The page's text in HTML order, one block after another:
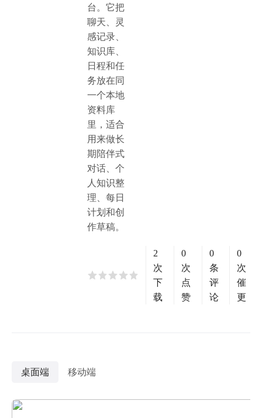
台。它把
聊天、灵
感记录、
知识库、
日程和任
务放在同
一个本地
资料库
里，适合
用来做长
期陪伴式
对话、个
人知识整
理、每日
计划和创
作草稿。
2
次
下
载
0
次
点
赞
0
条
评
论
0
次
催
更
桌面端 移动端